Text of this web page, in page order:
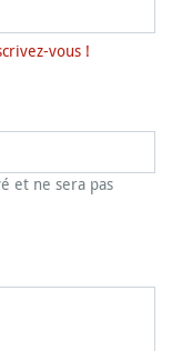
vous !
et ne sera pas